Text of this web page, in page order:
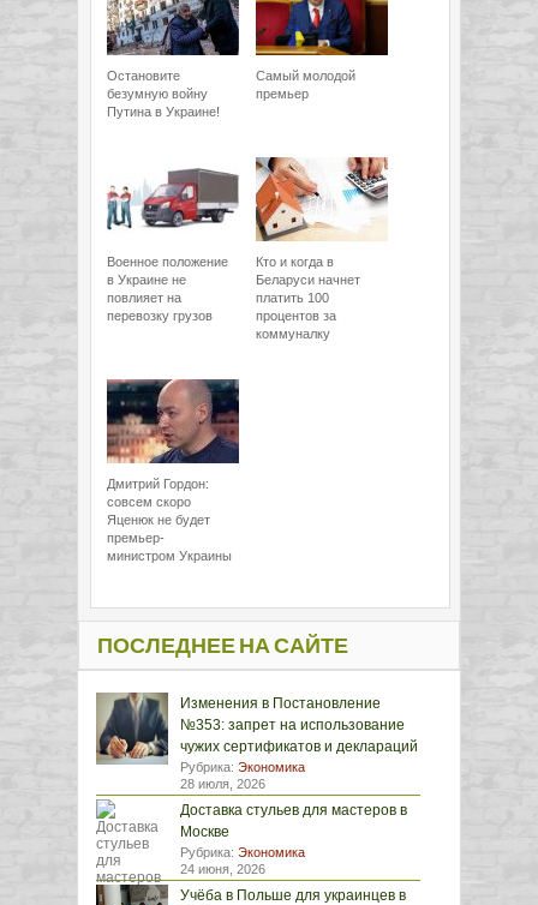
Остановите
безумную войну
Путина в Украине!
Самый молодой
премьер
Военное положение
в Украине не
повлияет на
перевозку грузов
Кто и когда в
Беларуси начнет
платить 100
процентов за
коммуналку
Дмитрий Гордон:
совсем скоро
Яценюк не будет
премьер-
министром Украины
ПОСЛЕДНЕЕ НА САЙТЕ
Изменения в Постановление
№353: запрет на использование
чужих сертификатов и деклараций
Рубрика: Экономика
28 июля, 2026
Доставка стульев для мастеров в
Москве
Рубрика: Экономика
24 июня, 2026
Учёба в Польше для украинцев в